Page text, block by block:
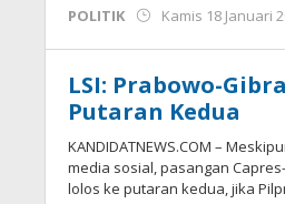
POLITIK
Kamis 18 Januari
LSI: Prabowo-
Putaran Kedua
KANDIDATNEWS.COM –
media sosial, pasangan
lolos ke putaran kedua, jika